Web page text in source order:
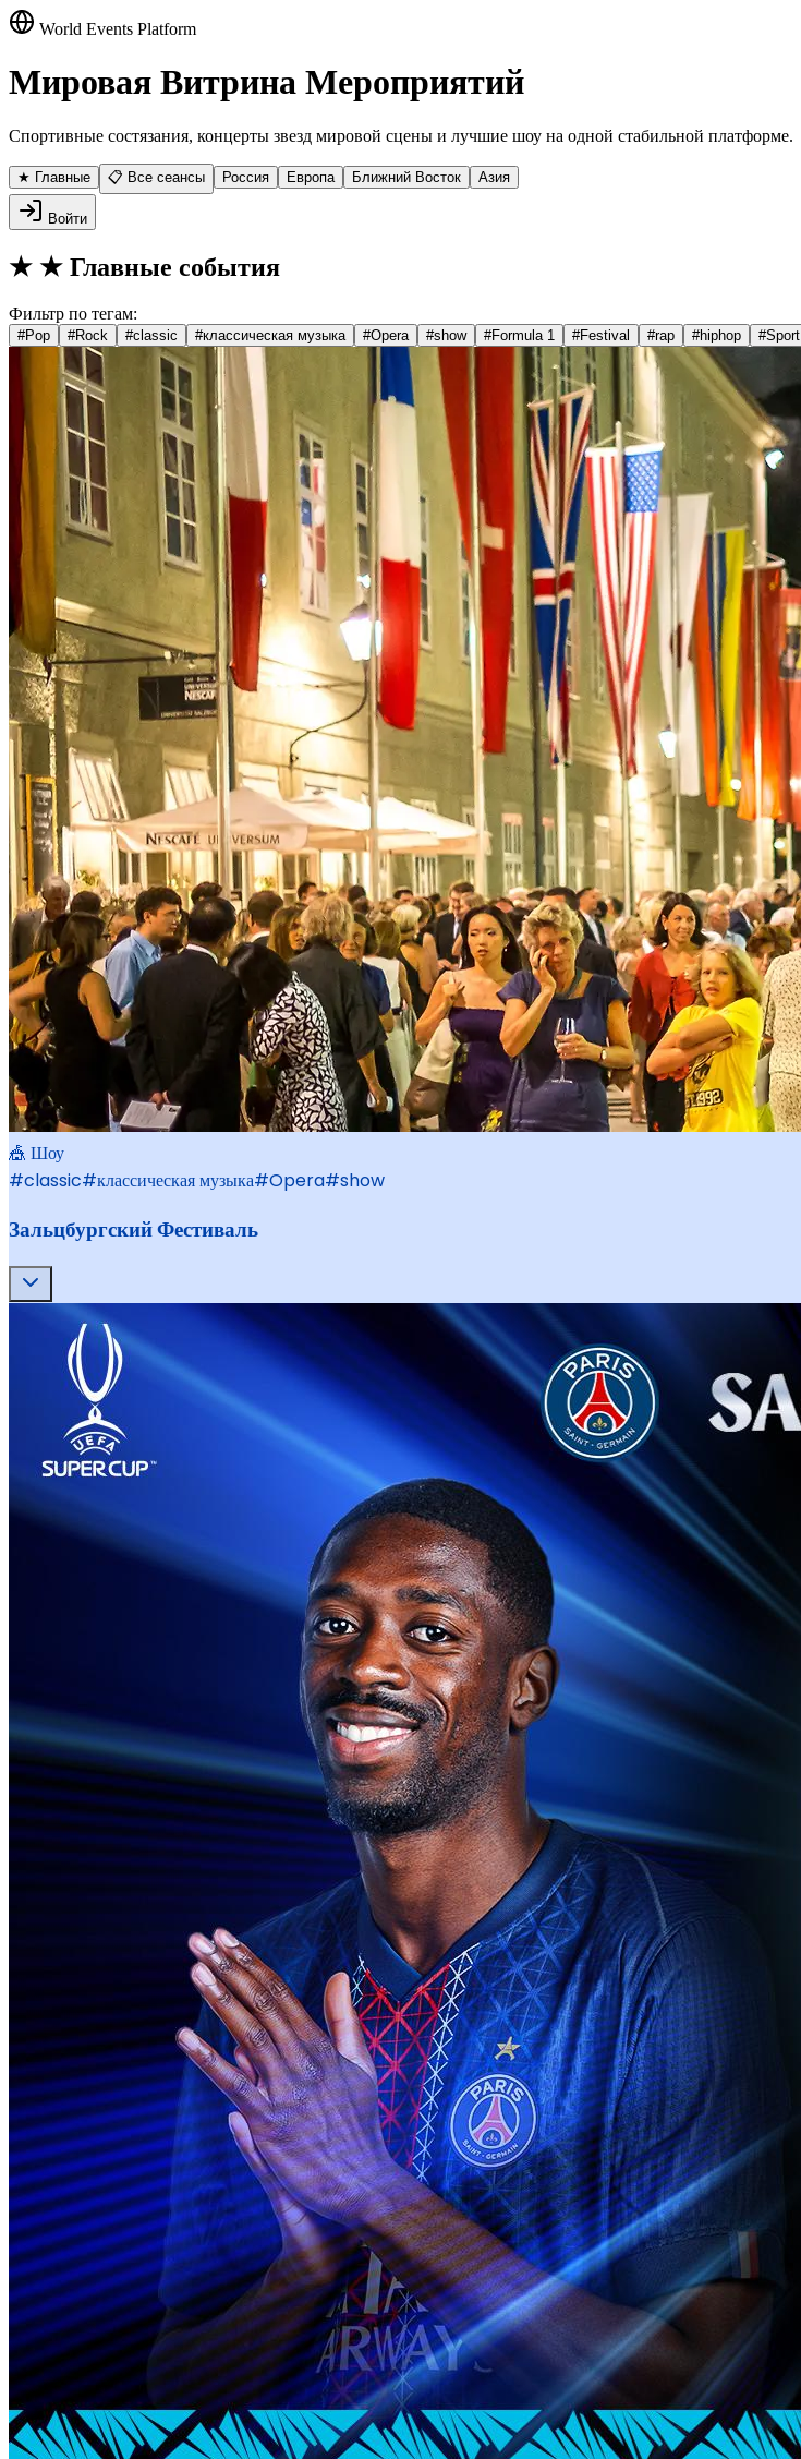
World Events Platform
Мировая Витрина Мероприятий
Спортивные состязания, концерты звезд мировой сцены и лучшие шоу на одной стабильной платформе.
★ Главные 📋 Все сеансы Россия Европа Ближний Восток Азия
Войти
★ ★ Главные события
Фильтр по тегам:
#Pop #Rock #classic #классическая музыка #Opera #show #Formula 1 #Festival #rap #hiphop #Sport
🎪 Шоу
#classic#классическая музыка#Opera#show
Зальцбургский Фестиваль